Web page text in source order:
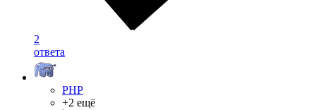
2
ответа
PHP
+2 ещё